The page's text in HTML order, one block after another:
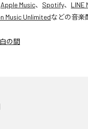
Apple Music、 Spotify、 LINE
Music Unlimitedなどの音楽
の間